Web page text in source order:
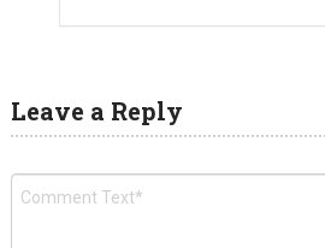
Leave a Reply